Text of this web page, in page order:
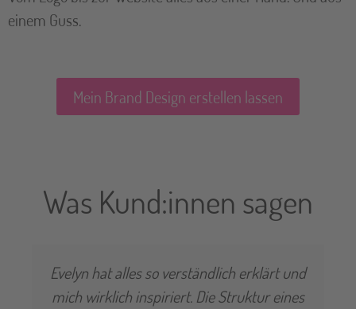
einem Guss.
Mein Brand Design erstellen lassen
Was Kund:innen sagen
Evelyn hat alles so verständlich erklärt und
mich wirklich inspiriert. Die Struktur eines